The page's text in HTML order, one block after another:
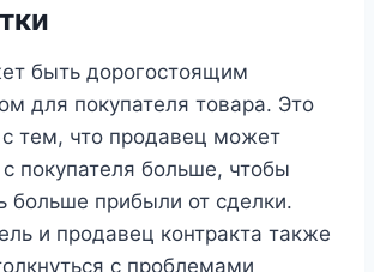
быть дорогостоящим
для покупателя товара. Это
с тем, что продавец может
покупателя больше, чтобы
больше прибыли от сделки.
и продавец контракта также
с проблемами